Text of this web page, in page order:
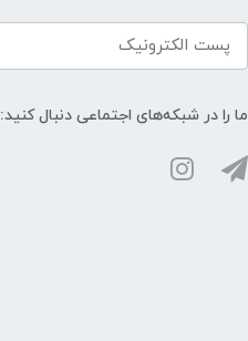
ما را در شبکه‌های اجتماعی دنبال کنید: